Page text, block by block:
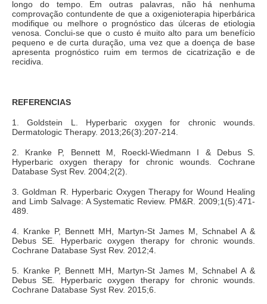
longo do tempo. Em outras palavras, não há nenhuma
comprovação contundente de que a oxigenioterapia hiperbárica
modifique ou melhore o prognóstico das úlceras de etiologia
venosa. Conclui-se que o custo é muito alto para um benefício
pequeno e de curta duração, uma vez que a doença de base
apresenta prognóstico ruim em termos de cicatrização e de
recidiva.
REFERENCIAS
1. Goldstein L. Hyperbaric oxygen for chronic wounds.
Dermatologic Therapy. 2013;26(3):207-214.
2. Kranke P, Bennett M, Roeckl-Wiedmann I & Debus S.
Hyperbaric oxygen therapy for chronic wounds. Cochrane
Database Syst Rev. 2004;2(2).
3. Goldman R. Hyperbaric Oxygen Therapy for Wound Healing
and Limb Salvage: A Systematic Review. PM&R. 2009;1(5):471-
489.
4. Kranke P, Bennett MH, Martyn-St James M, Schnabel A &
Debus SE. Hyperbaric oxygen therapy for chronic wounds.
Cochrane Database Syst Rev. 2012;4.
5. Kranke P, Bennett MH, Martyn-St James M, Schnabel A &
Debus SE. Hyperbaric oxygen therapy for chronic wounds.
Cochrane Database Syst Rev. 2015;6.